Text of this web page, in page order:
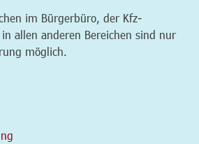
im Bürgerbüro, der Kfz-
allen anderen Bereichen sind nur
möglich.